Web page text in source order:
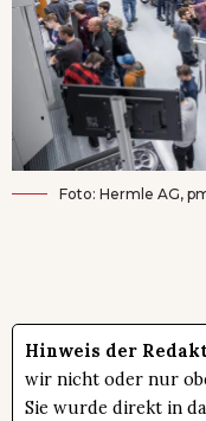
Foto: Hermle AG,
Hinweis der
wir nicht oder nur
Sie wurde direkt in